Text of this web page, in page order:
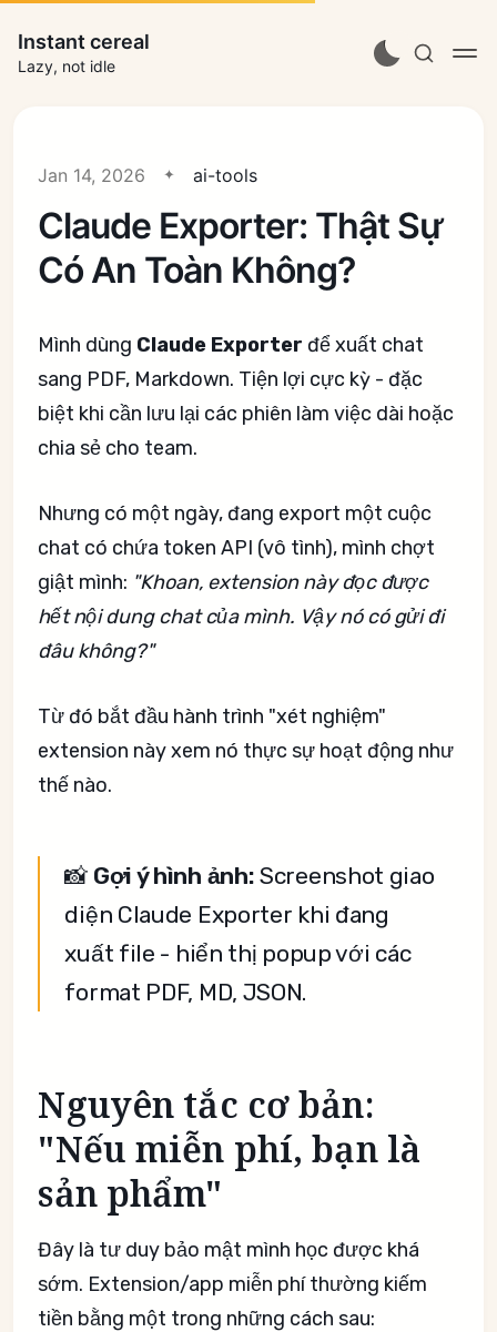
Instant cereal
Lazy, not idle
Jan 14, 2026 ai-tools
Claude Exporter: Thật Sự
Có An Toàn Không?
Mình dùng Claude Exporter để xuất chat
sang PDF, Markdown. Tiện lợi cực kỳ - đặc
biệt khi cần lưu lại các phiên làm việc dài hoặc
chia sẻ cho team.
Nhưng có một ngày, đang export một cuộc
chat có chứa token API (vô tình), mình chợt
giật mình: "Khoan, extension này đọc được
hết nội dung chat của mình. Vậy nó có gửi đi
đâu không?"
Từ đó bắt đầu hành trình "xét nghiệm"
extension này xem nó thực sự hoạt động như
thế nào.
📸 Gợi ý hình ảnh: Screenshot giao
diện Claude Exporter khi đang
xuất file - hiển thị popup với các
format PDF, MD, JSON.
Nguyên tắc cơ bản:
"Nếu miễn phí, bạn là
sản phẩm"
Đây là tư duy bảo mật mình học được khá
sớm. Extension/app miễn phí thường kiếm
tiền bằng một trong những cách sau: